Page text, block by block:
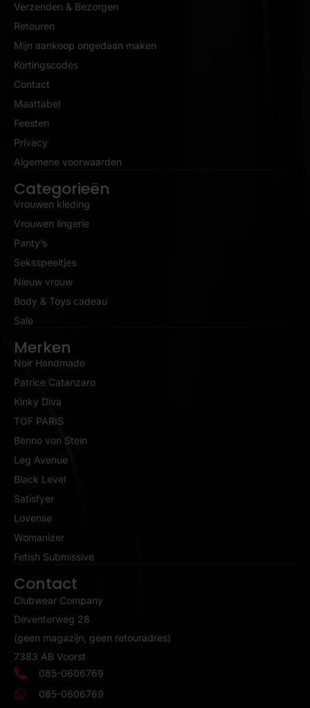
Verzenden & Bezorgen
Retouren
Mijn aankoop ongedaan maken
Kortingscodes
Contact
Maattabel
Feesten
Privacy
Algemene voorwaarden
Categorieën
Vrouwen kleding
Vrouwen lingerie
Panty’s
Seksspeeltjes
Nieuw vrouw
Body & Toys cadeau
Sale
Merken
Noir Handmade
Patrice Catanzaro
Kinky Diva
TOF PARIS
Benno von Stein
Leg Avenue
Black Level
Satisfyer
Lovense
Womanizer
Fetish Submissive
Contact
Clubwear Company
Deventerweg 28
(geen magazijn, geen retouradres)
7383 AB Voorst
085-0606769
085-0606769